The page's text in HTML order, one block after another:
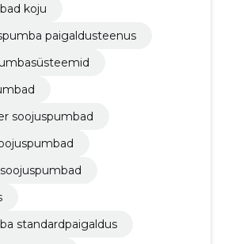
koju
paigaldusteenus
soojuspumbad
standardpaigaldus